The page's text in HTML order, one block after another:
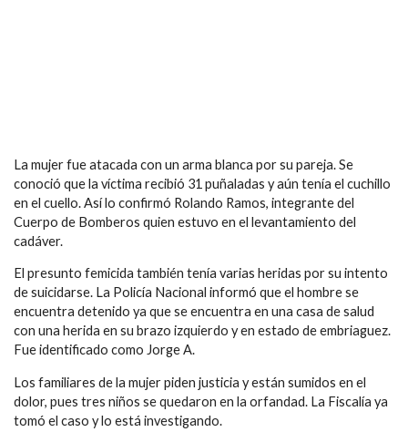
La mujer fue atacada con un arma blanca por su pareja.Se
conoció que la víctima recibió 31 puñaladas y aún tenía el cuchillo
en el cuello. Así lo confirmó Rolando Ramos, integrante del
Cuerpo de Bomberos quien estuvo en el levantamiento del
cadáver.
El presunto femicida también tenía varias heridas por su intento
de suicidarse. La Policía Nacional informó que el hombre se
encuentra detenido ya que se encuentra en una casa de salud
con una herida en su brazo izquierdo y en estado de embriaguez.
Fue identificado como Jorge A.
Los familiares de la mujer piden justicia y están sumidos en el
dolor, pues tres niños se quedaron en la orfandad. La Fiscalía ya
tomó el caso y lo está investigando.